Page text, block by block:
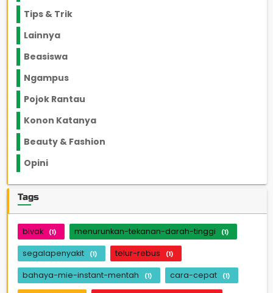
Tips & Trik
Lainnya
Beasiswa
Ngampus
Pojok Rantau
Konon Katanya
Beauty & Fashion
Opini
Tags
bivak (1) menurunkan-tekanan-darah-tinggi (1)
segalapenyakit (1) telur-rebus (1)
bahaya-mie-instant-mentah (1) cara-cepat (1)